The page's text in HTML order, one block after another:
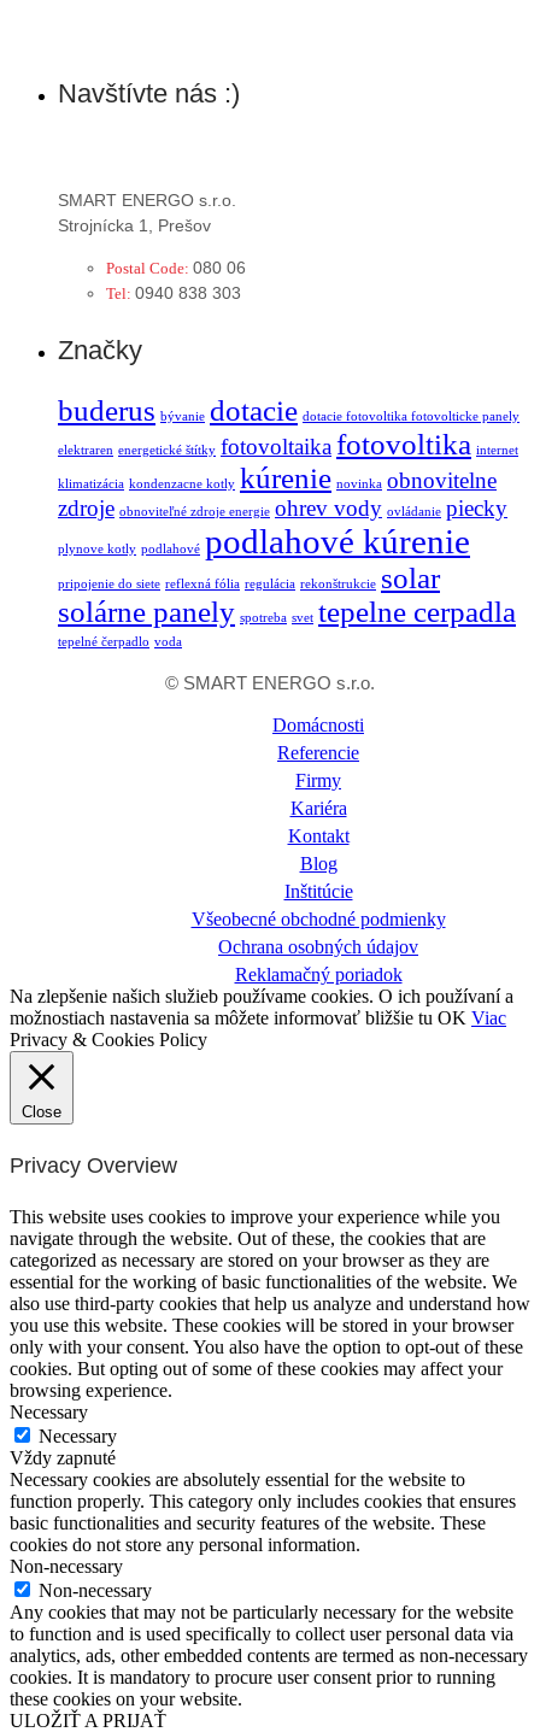
Navštívte nás :)
SMART ENERGO s.r.o.
Strojnícka 1, Prešov
Postal Code: 080 06
Tel: 0940 838 303
Značky
buderus bývanie dotacie dotacie fotovoltika fotovolticke panely
elektraren energetické štítky fotovoltaikafotovoltika internet
klimatizácia kondenzacne kotly kúrenie novinka obnovitelne
zdroje obnoviteľné zdroje energie ohrev vody ovládanie piecky
plynove kotly podlahové podlahové kúrenie
pripojenie do siete reflexná fólia regulácia rekonštrukcie solar
solárne panely spotreba svet tepelne cerpadla
tepelné čerpadlo voda
© SMART ENERGO s.r.o.
Domácnosti
Referencie
Firmy
Kariéra
Kontakt
Blog
Inštitúcie
Všeobecné obchodné podmienky
Ochrana osobných údajov
Reklamačný poriadok
Na zlepšenie našich služieb používame cookies. O ich používaní a
možnostiach nastavenia sa môžete informovať bližšie tu OK Viac
Privacy & Cookies Policy
Close
Privacy Overview
This website uses cookies to improve your experience while you
navigate through the website. Out of these, the cookies that are
categorized as necessary are stored on your browser as they are
essential for the working of basic functionalities of the website. We
also use third-party cookies that help us analyze and understand how
you use this website. These cookies will be stored in your browser
only with your consent. You also have the option to opt-out of these
cookies. But opting out of some of these cookies may affect your
browsing experience.
Necessary
Necessary
Vždy zapnuté
Necessary cookies are absolutely essential for the website to
function properly. This category only includes cookies that ensures
basic functionalities and security features of the website. These
cookies do not store any personal information.
Non-necessary
Non-necessary
Any cookies that may not be particularly necessary for the website
to function and is used specifically to collect user personal data via
analytics, ads, other embedded contents are termed as non-necessary
cookies. It is mandatory to procure user consent prior to running
these cookies on your website.
ULOŽIŤ A PRIJAŤ